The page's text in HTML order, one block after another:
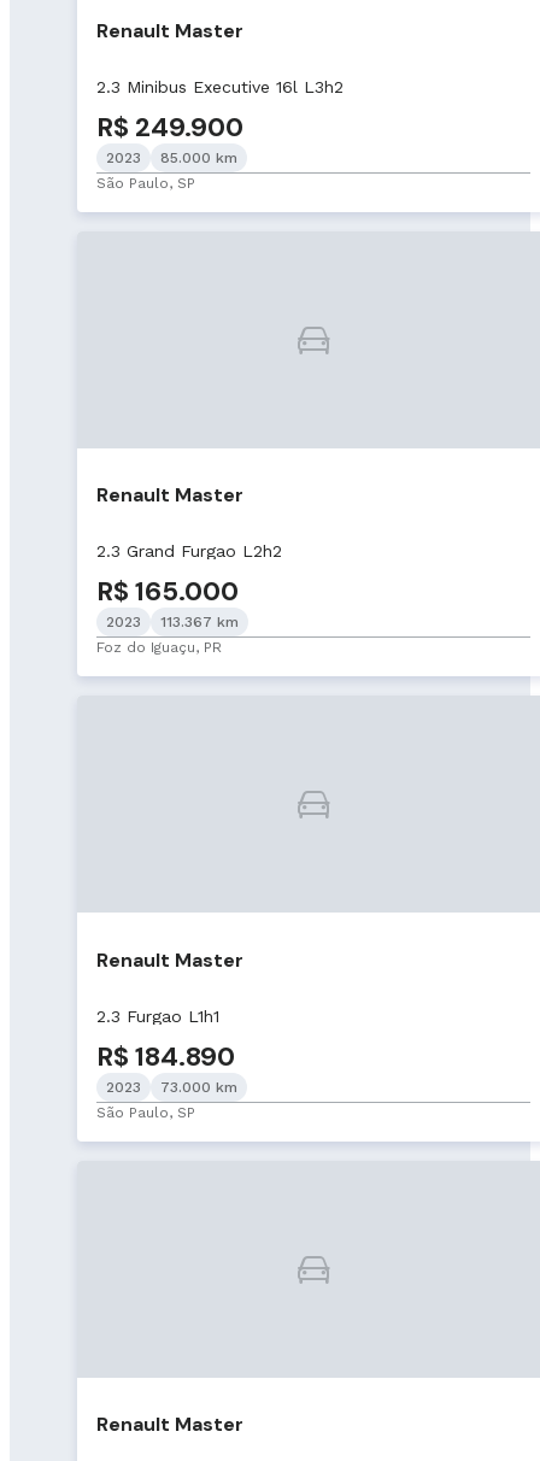
Renault Master
2.3 Minibus Executive 16l L3h2
R$ 249.900
2023
85.000 km
São Paulo, SP
Renault Master
2.3 Grand Furgao L2h2
R$ 165.000
2023
113.367 km
Foz do Iguaçu, PR
Renault Master
2.3 Furgao L1h1
R$ 184.890
2023
73.000 km
São Paulo, SP
Renault Master